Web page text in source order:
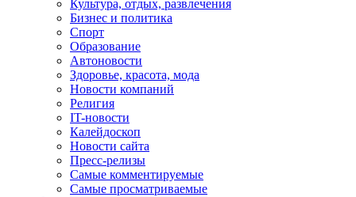
Культура, отдых, развлечения
Бизнес и политика
Спорт
Образование
Автоновости
Здоровье, красота, мода
Новости компаний
Религия
IT-новости
Калейдоскоп
Новости сайта
Пресс-релизы
Самые комментируемые
Самые просматриваемые